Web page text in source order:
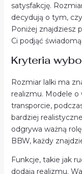
satysfakcję.
decydują o tym,
Poniżej znajdziesz
Ci podjąć
Kryteria
Rozmiar lalki ma
realizmu. Modele o
transporcie,
bardziej
odgrywa ważną
BBW, każdy
Funkcje, takie jak
dodają realizmu.